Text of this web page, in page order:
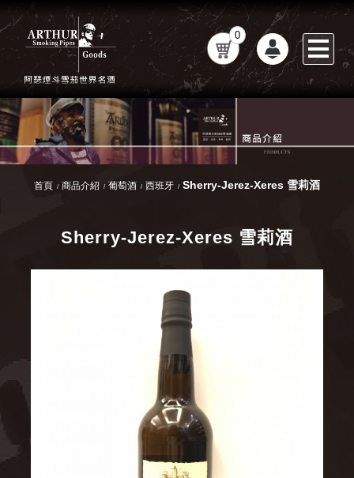
0
首頁 商品介紹 葡萄酒 西班牙 Sherry-Jerez-Xeres 雪莉酒
Sherry-Jerez-Xeres 雪莉酒